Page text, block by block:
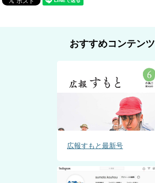
おすすめコンテンツ
広報すもと最新号